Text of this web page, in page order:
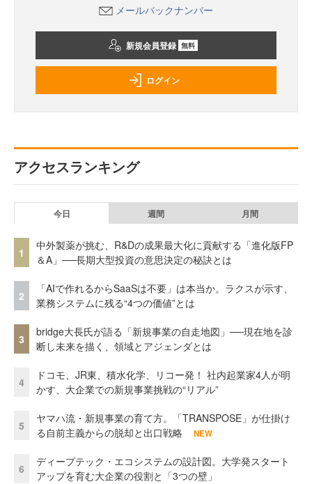
メールバックナンバー
新規会員登録 無料
ログイン
アクセスランキング
今日 週間 月間
1
中外製薬が挑む、R&Dの成果最大化に貢献する「進化版FP
＆A」──長期大型投資の意思決定の秘訣とは
2
「AIで作れるからSaaSは不要」は本当か。ラクスが示す、
業務システムに残る“4つの価値”とは
3
bridge大長氏が語る「新規事業の自走地図」──現在地を診
断し未来を描く、領域とアジェンダとは
4
ドコモ、JR東、積水化学、リコー発！ 社内起業家4人が明
かす、大企業での新規事業挑戦の“リアル”
5
ヤマハ流・新規事業の育て方。「TRANSPOSE」が仕掛け
る自前主義からの脱却と出口戦略
NEW
6
ディープテック・エコシステムの設計図。大学発スタート
アップを育む大企業の役割と「3つの壁」